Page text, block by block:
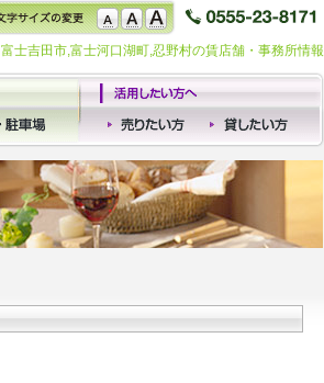
富士吉田市,富士河口湖町,忍野村の賃店舗・事務所情報